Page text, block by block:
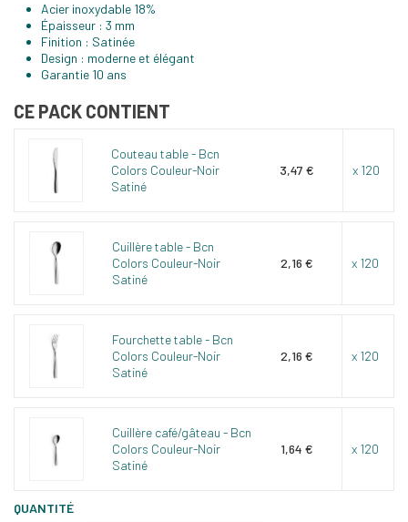
Acier inoxydable 18%
Épaisseur : 3 mm
Finition : Satinée
Design : moderne et élégant
Garantie 10 ans
CE PACK CONTIENT
Couteau table - Bcn
Colors Couleur-Noir
Satiné
3,47 € x 120
Cuillère table - Bcn
Colors Couleur-Noir
Satiné
2,16 € x 120
Fourchette table - Bcn
Colors Couleur-Noir
Satiné
2,16 € x 120
Cuillère café/gâteau - Bcn
Colors Couleur-Noir
Satiné
1,64 € x 120
QUANTITÉ